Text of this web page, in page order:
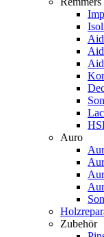
Auro
Zubehör